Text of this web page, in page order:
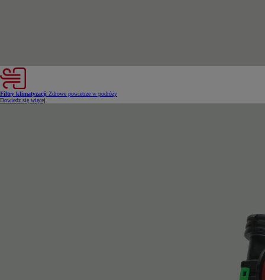
Filtry klimatyzacji Zdrowe powietrze w podróży
Dowiedz się więcej